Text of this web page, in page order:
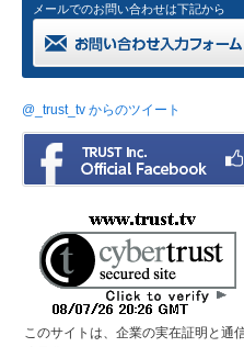
メールでのお問い合わせは下記から
@_trust_tv からのツイート
このサイトは、企業の実在証明と通